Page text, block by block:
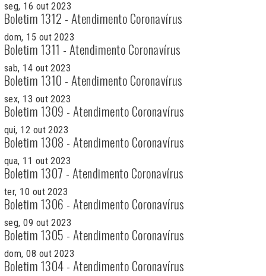
seg, 16 out 2023
Boletim 1312 - Atendimento Coronavírus
dom, 15 out 2023
Boletim 1311 - Atendimento Coronavírus
sab, 14 out 2023
Boletim 1310 - Atendimento Coronavírus
sex, 13 out 2023
Boletim 1309 - Atendimento Coronavírus
qui, 12 out 2023
Boletim 1308 - Atendimento Coronavírus
qua, 11 out 2023
Boletim 1307 - Atendimento Coronavírus
ter, 10 out 2023
Boletim 1306 - Atendimento Coronavírus
seg, 09 out 2023
Boletim 1305 - Atendimento Coronavírus
dom, 08 out 2023
Boletim 1304 - Atendimento Coronavírus